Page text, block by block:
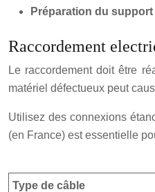
Préparation du support
Raccordement
Le raccordement doit être
matériel défectueux peut
Utilisez des connexions
(en France) est essentielle
Type de câble